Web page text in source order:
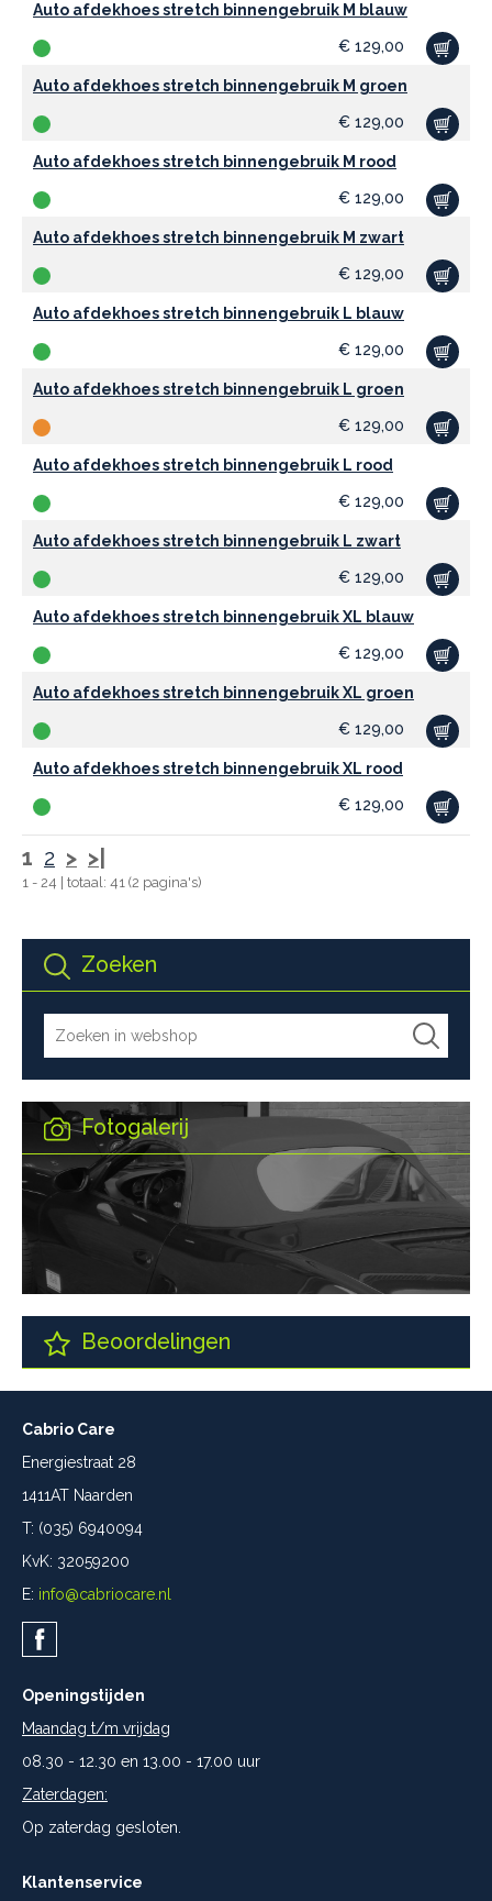
Zoeken
Fotogalerij
Beoordelingen
Auto afdekhoes stretch binnengebruik M blauw
€ 129,00
Auto afdekhoes stretch binnengebruik M groen
€ 129,00
Auto afdekhoes stretch binnengebruik M rood
€ 129,00
Auto afdekhoes stretch binnengebruik M zwart
€ 129,00
Auto afdekhoes stretch binnengebruik L blauw
€ 129,00
Auto afdekhoes stretch binnengebruik L groen
€ 129,00
Auto afdekhoes stretch binnengebruik L rood
€ 129,00
Auto afdekhoes stretch binnengebruik L zwart
€ 129,00
Auto afdekhoes stretch binnengebruik XL blauw
€ 129,00
Auto afdekhoes stretch binnengebruik XL groen
€ 129,00
Auto afdekhoes stretch binnengebruik XL rood
€ 129,00
1 2 > >|
1 - 24 | totaal: 41 (2 pagina's)
Cabrio Care
Energiestraat 28
1411AT Naarden
T: (035) 6940094
KvK: 32059200
E: info@cabriocare.nl
Openingstijden
Maandag t/m vrijdag
08.30 - 12.30 en 13.00 - 17.00 uur
Zaterdagen:
Op zaterdag gesloten.
Klantenservice